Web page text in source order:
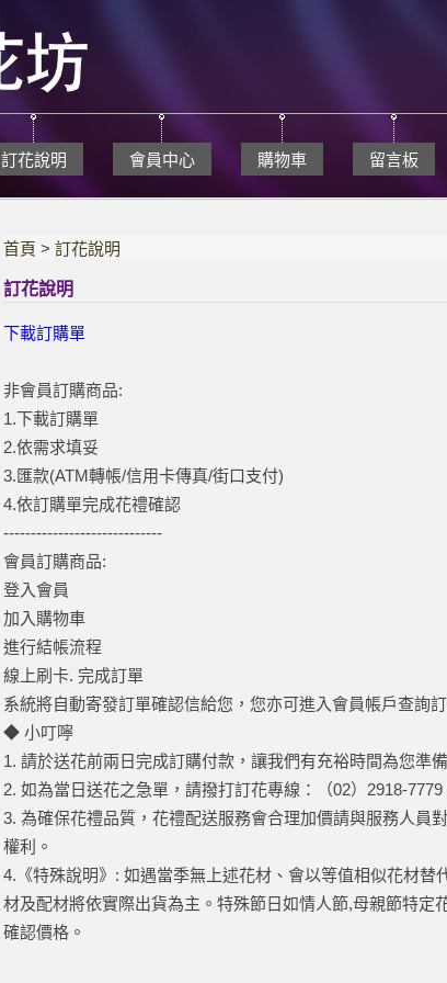
訂花說明 會員中心 購物車 留言板
首頁 >訂花說明
訂花說明
下載訂購單
非會員訂購商品:
1.下載訂購單
2.依需求填妥
3.匯款(ATM轉帳/信用卡傳真/街口支付)
4.依訂購單完成花禮確認
-----------------------------
會員訂購商品:
登入會員
加入購物車
進行結帳流程
線上刷卡. 完成訂單
系統將自動寄發訂單確認信給您，您亦可進入會員帳戶查詢
◆ 小叮嚀
1. 請於送花前兩日完成訂購付款，讓我們有充裕時間為您準備
2. 如為當日送花之急單，請撥打訂花專線：（02）2918-7779
3. 為確保花禮品質，花禮配送服務會合理加價請與服務人員
權利。
4.《特殊說明》: 如遇當季無上述花材、會以等值相似花材
材及配材將依實際出貨為主。特殊節日如情人節,母親節特定
確認價格。